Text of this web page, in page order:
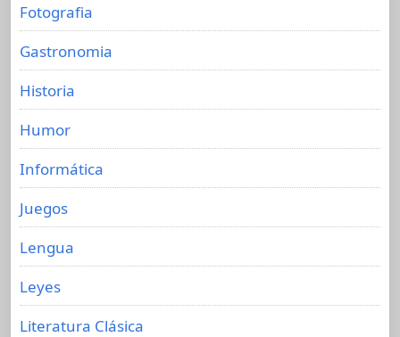
Fotografia
Gastronomia
Historia
Humor
Informática
Juegos
Lengua
Leyes
Literatura Clásica